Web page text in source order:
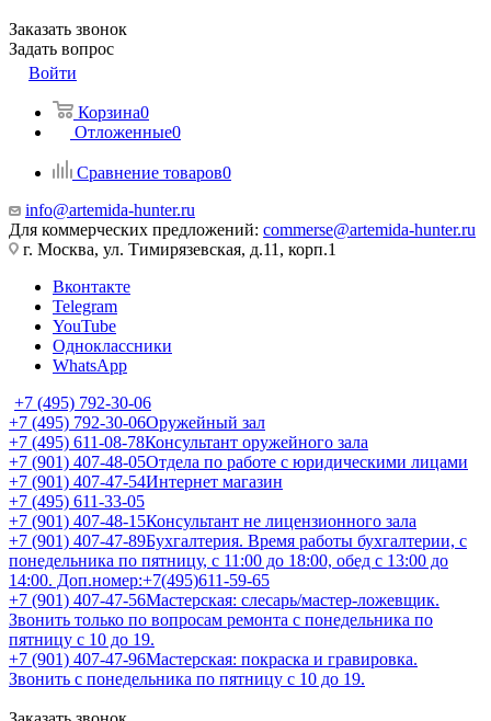
Заказать звонок
Задать вопрос
Войти
Корзина0
Отложенные0
Сравнение товаров0
info@artemida-hunter.ru
Для коммерческих предложений: commerse@artemida-hunter.ru
г. Москва, ул. Тимирязевская, д.11, корп.1
Вконтакте
Telegram
YouTube
Одноклассники
WhatsApp
+7 (495) 792-30-06
+7 (495) 792-30-06Оружейный зал
+7 (495) 611-08-78Консультант оружейного зала
+7 (901) 407-48-05Отдела по работе с юридическими лицами
+7 (901) 407-47-54Интернет магазин
+7 (495) 611-33-05
+7 (901) 407-48-15Консультант не лицензионного зала
+7 (901) 407-47-89Бухгалтерия. Время работы бухгалтерии, с
понедельника по пятницу, с 11:00 до 18:00, обед с 13:00 до
14:00. Доп.номер:+7(495)611-59-65
+7 (901) 407-47-56Мастерская: слесарь/мастер-ложевщик.
Звонить только по вопросам ремонта с понедельника по
пятницу с 10 до 19.
+7 (901) 407-47-96Мастерская: покраска и гравировка.
Звонить с понедельника по пятницу с 10 до 19.